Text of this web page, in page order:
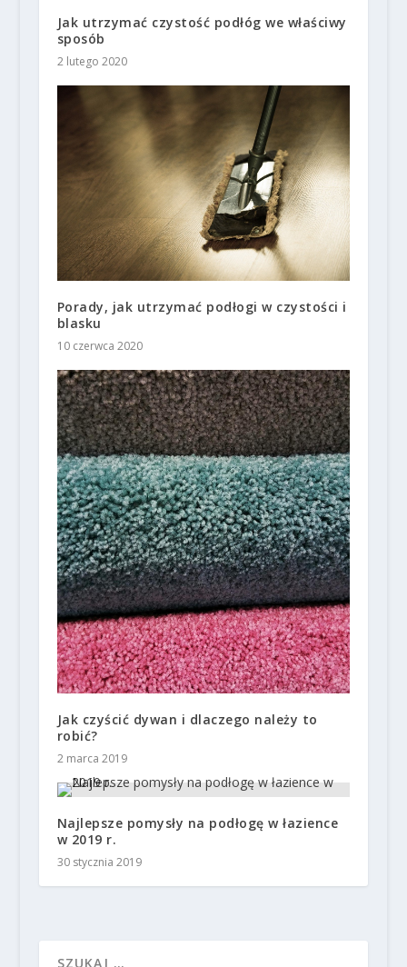
Jak utrzymać czystość podłóg we właściwy
sposób
2 lutego 2020
Porady, jak utrzymać podłogi w czystości i
blasku
10 czerwca 2020
Jak czyścić dywan i dlaczego należy to
robić?
2 marca 2019
Najlepsze pomysły na podłogę w łazience
w 2019 r.
30 stycznia 2019